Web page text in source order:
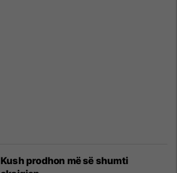
Kush prodhon më së shumti